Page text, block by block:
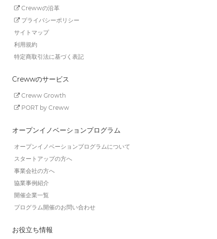
Crewwの沿革
プライバシーポリシー
サイトマップ
利用規約
特定商取引法に基づく表記
Crewwのサービス
Creww Growth
PORT by Creww
オープンイノベーションプログラム
オープンイノベーションプログラムについて
スタートアップの方へ
事業会社の方へ
協業事例紹介
開催企業一覧
プログラム開催のお問い合わせ
お役立ち情報